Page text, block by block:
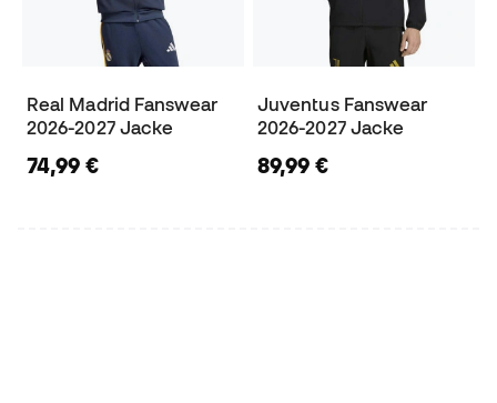
Real Madrid Fanswear
2026-2027 Jacke
74,99 €
Juventus Fanswear
2026-2027 Jacke
89,99 €